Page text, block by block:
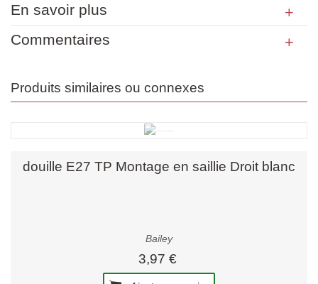
En savoir plus
Commentaires
Produits similaires ou connexes
douille E27 TP Montage en saillie Droit blanc
Bailey
3,97 €